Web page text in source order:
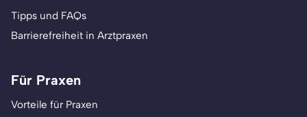
Tipps und FAQs
Barrierefreiheit in Arztpraxen
Für Praxen
Vorteile für Praxen